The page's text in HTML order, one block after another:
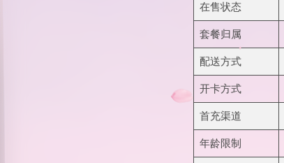
在售状态
套餐归属
配送方式
开卡方式
首充渠道
年龄限制